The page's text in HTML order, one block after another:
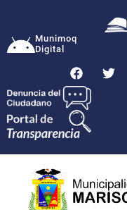
Munimoq
Digital